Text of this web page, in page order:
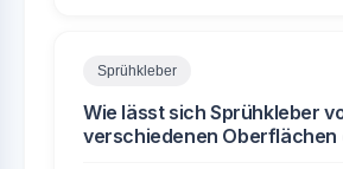
Sprühkleber
Wie lässt sich Sprühkleber
verschiedenen Oberflächen